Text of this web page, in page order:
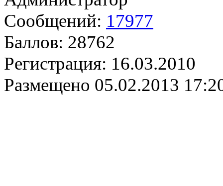
Сообщений: 17977
Баллов: 28762
Регистрация: 16.03.2010
Размещено 05.02.2013